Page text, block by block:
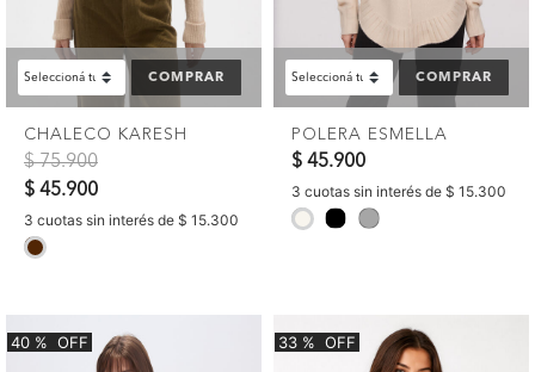
COMPRAR
CHALECO KARESH
Precio reducido de
$ 75.900a
$ 45.900
3 cuotas sin interés de $ 15.300
COMPRAR
POLERA ESMELLA
$ 45.900
3 cuotas sin interés de $ 15.300
selected
40 % OFF 33 % OFF